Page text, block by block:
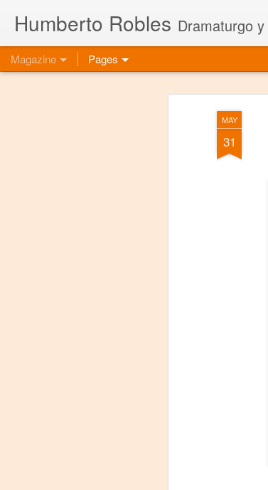
MAY
31
Humberto Robles Dramaturgo
Magazine Pages